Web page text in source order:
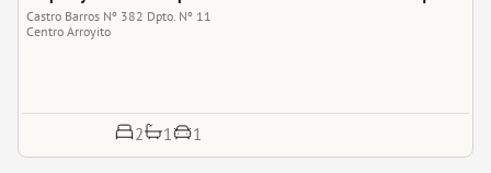
Castro Barros Nº 382 Dpto. Nº 11
Centro Arroyito
2 1 1